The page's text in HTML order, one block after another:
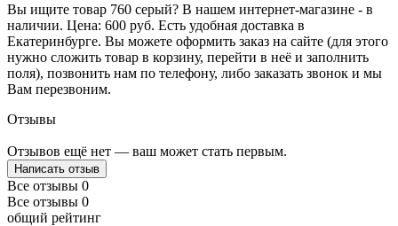
Вы ищите товар 760 серый? В нашем интернет-магазине - в
наличии. Цена: 600 руб. Есть удобная доставка в
Екатеринбурге. Вы можете оформить заказ на сайте (для этого
нужно сложить товар в корзину, перейти в неё и заполнить
поля), позвонить нам по телефону, либо заказать звонок и мы
Вам перезвоним.
Отзывы
Отзывов ещё нет — ваш может стать первым.
Написать отзыв
Все отзывы 0
Все отзывы 0
общий рейтинг